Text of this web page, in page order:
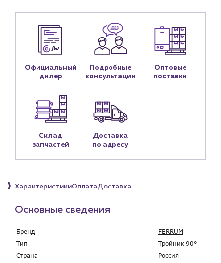
Контакты
Контактные данные
Наши партнёры
Чат-бот
+7 (918) 070-19-79
Пн – пт: 9:00 – 18:00
sales@profpotok.ru
Официальный
дилер
Подробные
консультации
Оптовые
поставки
Склад
запчастей
Доставка
по адресу
ХарактеристикиОплатаДоставка
Основные сведения
Бренд
FERRUM
Тип
Тройник 90°
Страна
Россия